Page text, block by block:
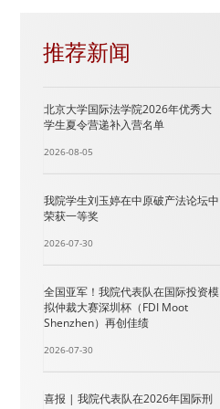
推荐新闻
北京大学国际法学院2026年优秀大
学生夏令营递补入营名单
2026-08-05
我院学生刘玉婷在中原破产法论坛中
荣获一等奖
2026-07-30
全国亚军！我院代表队在国际投资模
拟仲裁大赛深圳杯（FDI Moot
Shenzhen）再创佳绩
2026-07-30
喜报 | 我院代表队在2026年国际刑